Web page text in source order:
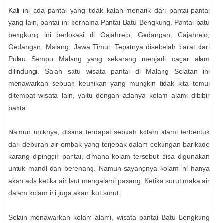
Kali ini ada pantai yang tidak kalah menarik dari pantai-pantai
yang lain, pantai ini bernama Pantai Batu Bengkung. Pantai batu
bengkung ini berlokasi di Gajahrejo, Gedangan, Gajahrejo,
Gedangan, Malang, Jawa Timur. Tepatnya disebelah barat dari
Pulau Sempu Malang yang sekarang menjadi cagar alam
dilindungi. Salah satu wisata pantai di Malang Selatan ini
menawarkan sebuah keunikan yang mungkin tidak kita temui
ditempat wisata lain, yaitu dengan adanya kolam alami dibibir
panta.
Namun uniknya, disana terdapat sebuah kolam alami terbentuk
dari deburan air ombak yang terjebak dalam cekungan barikade
karang dipinggir pantai, dimana kolam tersebut bisa digunakan
untuk mandi dan berenang. Namun sayangnya kolam ini hanya
akan ada ketika air laut mengalami pasang. Ketika surut maka air
dalam kolam ini juga akan ikut surut.
Selain menawarkan kolam alami, wisata pantai Batu Bengkung